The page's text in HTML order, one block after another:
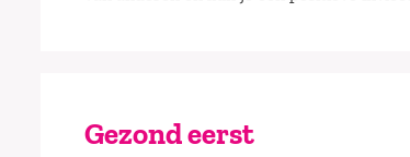
Gezond eerst